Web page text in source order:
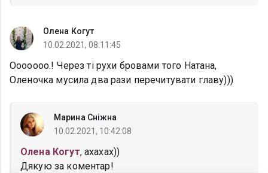
Олена Когут
10.02.2021, 08:11:45
Ооооооо.! Через ті рухи бровами того Натана,
Оленочка мусила два рази перечитувати главу)))
Марина Сніжна
10.02.2021, 10:42:08
Олена Когут, ахахах))
Дякую за коментар!